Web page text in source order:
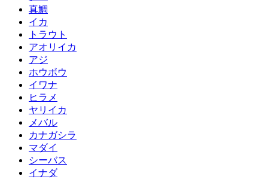
真鯛
イカ
トラウト
アオリイカ
アジ
ホウボウ
イワナ
ヒラメ
ヤリイカ
メバル
カナガシラ
マダイ
シーバス
イナダ